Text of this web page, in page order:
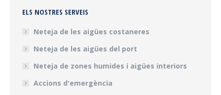
ELS NOSTRES SERVEIS
Neteja de les aigües costaneres
Neteja de les aigües del port
Neteja de zones humides i aigües interiors
Accions d'emergència